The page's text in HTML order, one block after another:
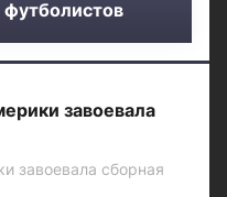
футболистов
завоевала
завоевала сборная